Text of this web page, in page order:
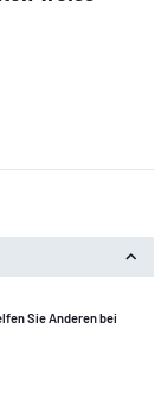
Sie Anderen bei